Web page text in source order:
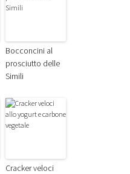
Bocconcini al
prosciutto delle
Simili
Cracker veloci